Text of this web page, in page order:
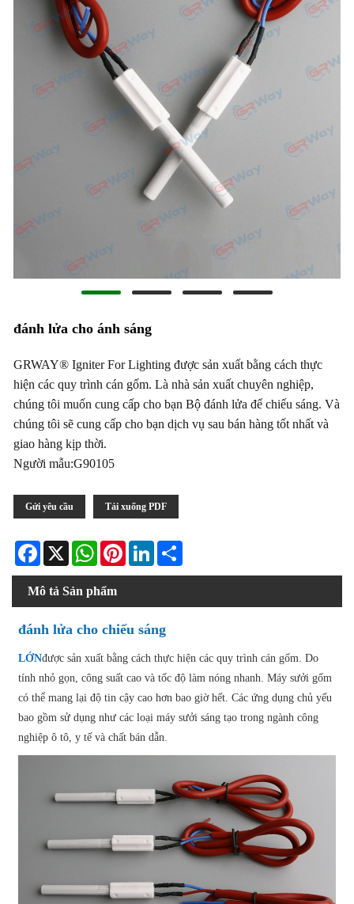
đánh lửa cho ánh sáng
GRWAY® Igniter For Lighting được sản xuất bằng cách thực
hiện các quy trình cán gốm. Là nhà sản xuất chuyên nghiệp,
chúng tôi muốn cung cấp cho bạn Bộ đánh lửa để chiếu sáng. Và
chúng tôi sẽ cung cấp cho bạn dịch vụ sau bán hàng tốt nhất và
giao hàng kịp thời.
Người mẫu:G90105
Gửi yêu cầu Tải xuống PDF
Facebook
X WhatsAppPinterestLinkedIn
Mô tả Sản phẩm
đánh lửa cho chiếu sáng
LỚNđược sản xuất bằng cách thực hiện các quy trình cán gốm. Do
tính nhỏ gọn, công suất cao và tốc độ làm nóng nhanh. Máy sưởi gốm
có thể mang lại độ tin cậy cao hơn bao giờ hết. Các ứng dụng chủ yếu
bao gồm sử dụng như các loại máy sưởi sáng tạo trong ngành công
nghiệp ô tô, y tế và chất bán dẫn.